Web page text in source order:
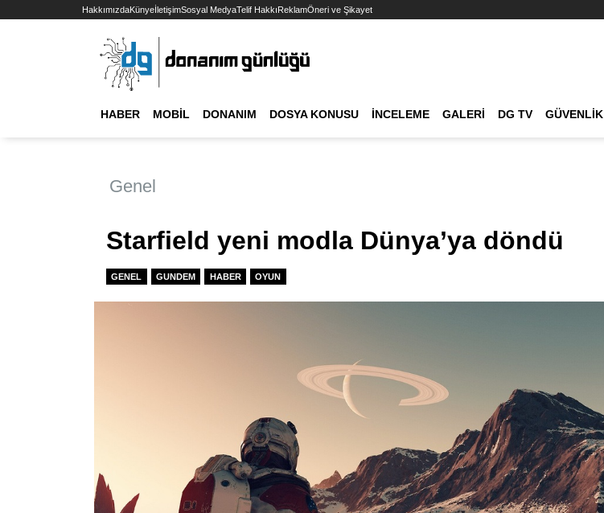
HakkımızdaKünyeİletişimSosyal MedyaTelif HakkıReklamÖneri ve Şikayet
HABER MOBIL DONANIM DOSYA KONUSU İNCELEME GALERI DG TV GÜVENLIK
Genel
Starfield yeni modla Dünya’ya döndü
GENEL GUNDEM HABER OYUN